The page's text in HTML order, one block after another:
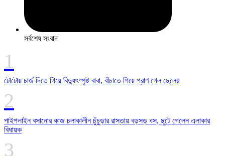
সর্বশেষ সংবাদ
টোটোয় চার্জ দিতে গিয়ে বিদ্যুৎস্পৃষ্ট বাবা, বাঁচাতে গিয়ে প্রাণ গেল ছেলের
পাইপলাইন বসানোর কাজ চলাকালীন চুঁচুড়ার রাস্তায় বড়সড় ধস, ছুটে গেলেন এলাকার
বিধায়ক